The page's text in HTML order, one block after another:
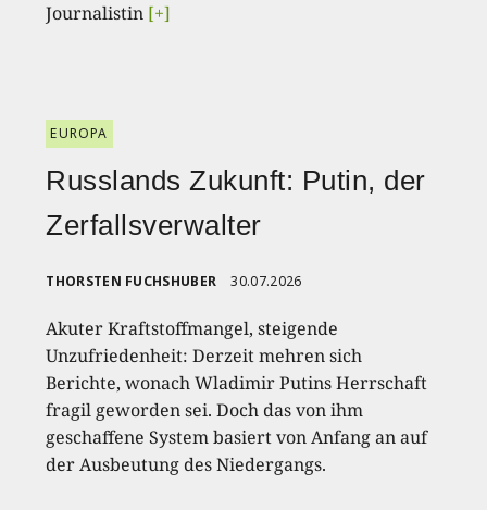
Journalistin [+]
EUROPA
Russlands Zukunft: Putin, der
Zerfallsverwalter
THORSTEN FUCHSHUBER 30.07.2026
Akuter Kraftstoffmangel, steigende
Unzufriedenheit: Derzeit mehren sich
Berichte, wonach Wladimir Putins Herrschaft
fragil geworden sei. Doch das von ihm
geschaffene System basiert von Anfang an auf
der Ausbeutung des Niedergangs.